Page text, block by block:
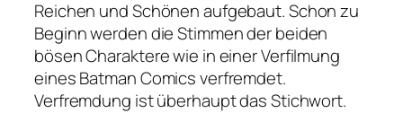
Reichen und Schönen aufgebaut. Schon zu
Beginn werden die Stimmen der beiden
bösen Charaktere wie in einer Verfilmung
eines Batman Comics verfremdet.
Verfremdung ist überhaupt das Stichwort.